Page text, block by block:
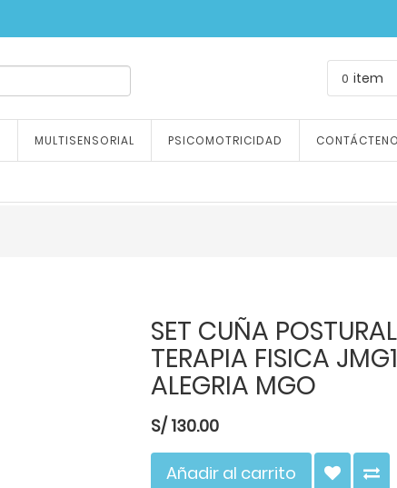
0 item
MULTISENSORIAL PSICOMOTRICIDAD
SET CUÑA
TERAPIA FISICA
ALEGRIA MGO
S/ 130.00
Añadir al carrito